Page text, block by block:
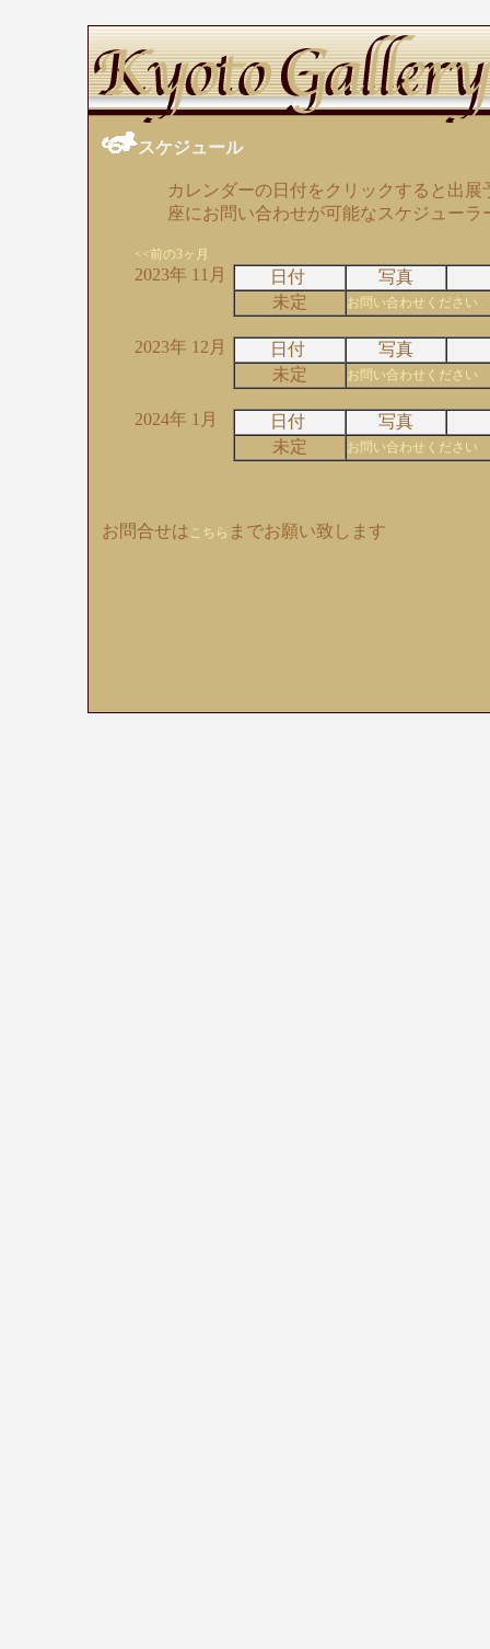
スケジュール
カレンダーの日付をクリックすると出
座にお問い合わせが可能なスケジュー
<<前の3ヶ月
2023年 11月 日付
写真
未定
お問い合わせください
2023年 12月 日付
写真
未定
お問い合わせください
2024年 1月 日付
写真
未定
お問い合わせください
お問合せは こちら までお願い致します